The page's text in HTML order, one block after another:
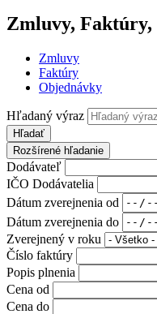
Zmluvy,
Zmluvy
Faktúry
Objednávky
Hľadaný výraz
Hľadať
Rozšírené hľadanie
Dodávateľ
IČO Dodávatelia
Dátum zverejnenia od
Dátum zverejnenia do
Zverejnený v roku
Číslo faktúry
Popis plnenia
Cena od
Cena do